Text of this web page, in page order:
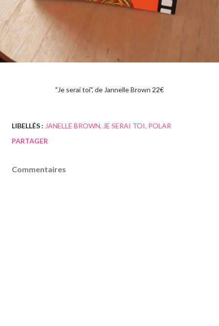
"Je serai toi", de Jannelle Brown 22€
LIBELLÉS : JANELLE BROWN JE SERAI TOI POLAR
PARTAGER
Commentaires